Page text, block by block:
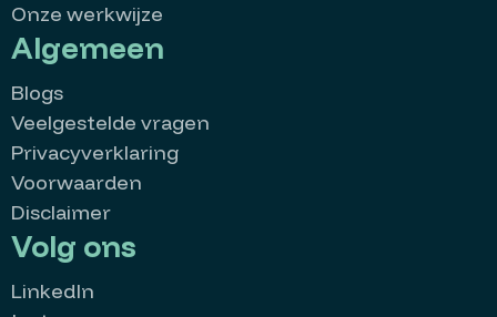
Onze werkwijze
Algemeen
Blogs
Veelgestelde vragen
Privacyverklaring
Voorwaarden
Disclaimer
Volg ons
LinkedIn